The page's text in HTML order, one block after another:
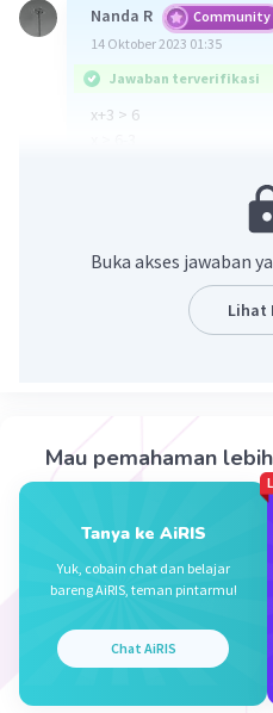
Nanda R Community
14 Oktober 2023 01:35
Jawaban terverifikasi
x+3 > 6
Buka akses jawaban
Lihat
Mau pemahaman
Tanya ke AiRIS
Yuk, cobain chat dan belajar
bareng AiRIS, teman pintarmu!
Chat AiRIS